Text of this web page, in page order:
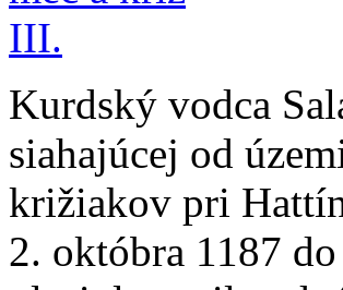
Kurdský vodca
siahajúcej od
križiakov pri
2. októbra 1187